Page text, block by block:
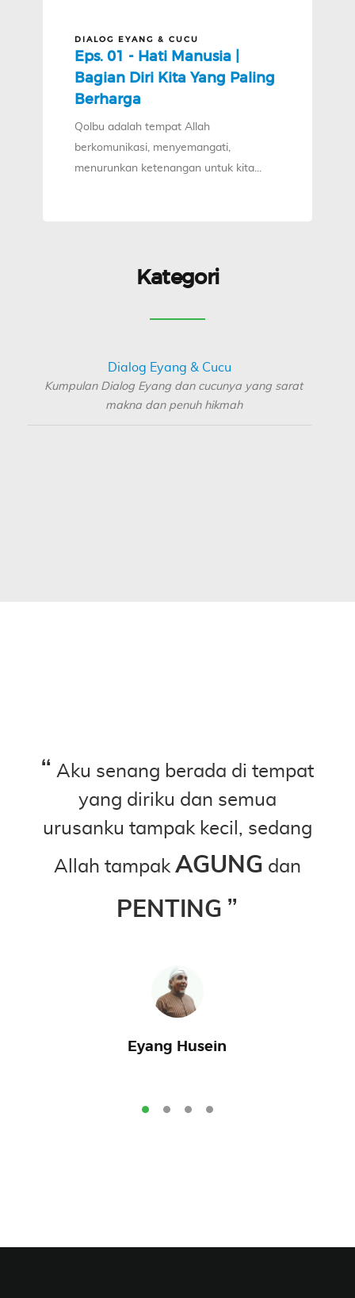
DIALOG EYANG & CUCU
Eps. 01 - Hati Manusia |
Bagian Diri Kita Yang Paling
Berharga
Qolbu adalah tempat Allah
berkomunikasi, menyemangati,
menurunkan ketenangan untuk kita...
Kategori
Dialog Eyang & Cucu
Kumpulan Dialog Eyang dan cucunya yang sarat
makna dan penuh hikmah
Aku senang berada di tempat
yang diriku dan semua
urusanku tampak kecil, sedang
Allah tampak AGUNG dan
PENTING
Eyang Husein